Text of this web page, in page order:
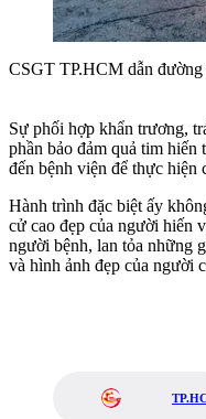
CSGT TP.HCM dẫn đường
Sự phối hợp khẩn trương,
phần bảo đảm quả tim
đến bệnh viện để thực hiện
Hành trình đặc biệt ấy
cử cao đẹp của người hiến
người bệnh, lan tỏa những
và hình ảnh đẹp của người